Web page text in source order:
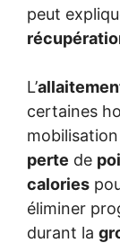
peut
L’
certaines
perte de
calories
éliminer
durant la